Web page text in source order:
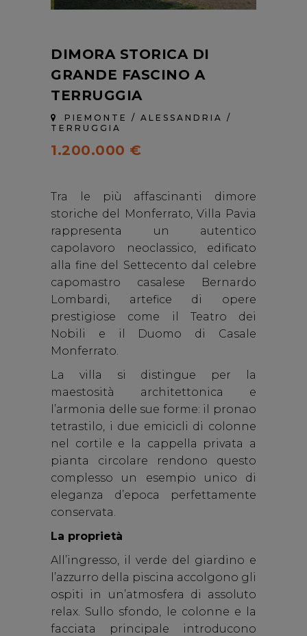
DIMORA STORICA DI
GRANDE FASCINO A
TERRUGGIA
PIEMONTE / ALESSANDRIA /
TERRUGGIA
1.200.000 €
Tra le più affascinanti dimore
storiche del Monferrato, Villa Pavia
rappresenta un autentico
capolavoro neoclassico, edificato
alla fine del Settecento dal celebre
capomastro casalese Bernardo
Lombardi, artefice di opere
prestigiose come il Teatro dei
Nobili e il Duomo di Casale
Monferrato.
La villa si distingue per la
maestosità architettonica e
l’armonia delle sue forme: il pronao
tetrastilo, i due emicicli di colonne
nel cortile e la cappella privata a
pianta circolare rendono questo
complesso un esempio unico di
eleganza d’epoca perfettamente
conservata.
La proprietà
All’ingresso, il verde del giardino e
l’azzurro della piscina accolgono gli
ospiti in un’atmosfera di assoluto
relax. Sullo sfondo, le colonne e la
facciata principale introducono